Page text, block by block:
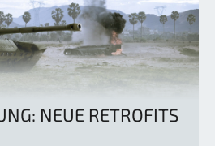
NEUE RETROFITS